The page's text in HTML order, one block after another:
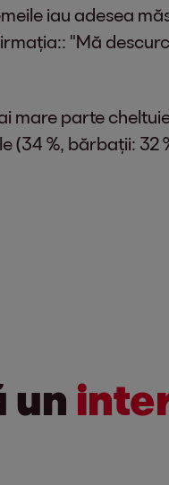
iau adesea
"Mă
mare parte
%, bărbații: 32
un